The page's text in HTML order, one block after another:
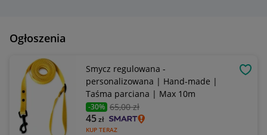
Ogłoszenia
Smycz regulowana -
personalizowana | Hand-made |
Taśma parciana | Max 10m
-30% 65,00 zł
KUP TERAZ
45zł